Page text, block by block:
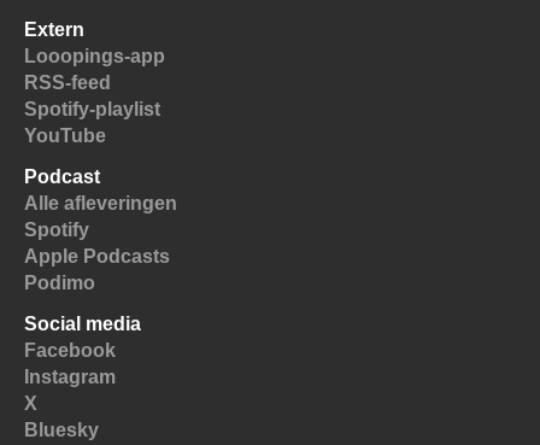
Extern
Looopings-app
RSS-feed
Spotify-playlist
YouTube
Podcast
Alle afleveringen
Spotify
Apple Podcasts
Podimo
Social media
Facebook
Instagram
X
Bluesky